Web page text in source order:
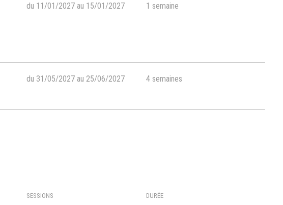
du 11/01/2027 au 15/01/2027 1 semaine
du 31/05/2027 au 25/06/2027 4 semaines
SESSIONS DURÉE